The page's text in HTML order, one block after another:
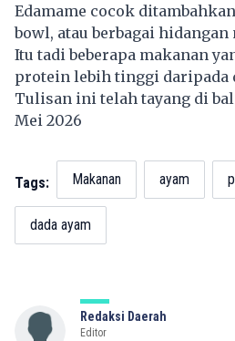
Edamame cocok
bowl, atau berbagai
Itu tadi beberapa makanan
protein lebih tinggi daripada
Tulisan ini telah tayang di
Mei 2026
Tags: Makanan ayam
dada ayam
Redaksi Daerah
Editor